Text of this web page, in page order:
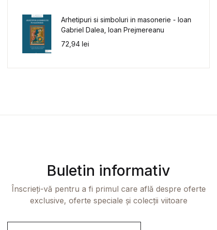
Arhetipuri si simboluri in masonerie - Ioan
Gabriel Dalea, Ioan Prejmereanu
72,94 lei
Buletin informativ
Înscrieți-vă pentru a fi primul care află despre oferte
exclusive, oferte speciale și colecții viitoare